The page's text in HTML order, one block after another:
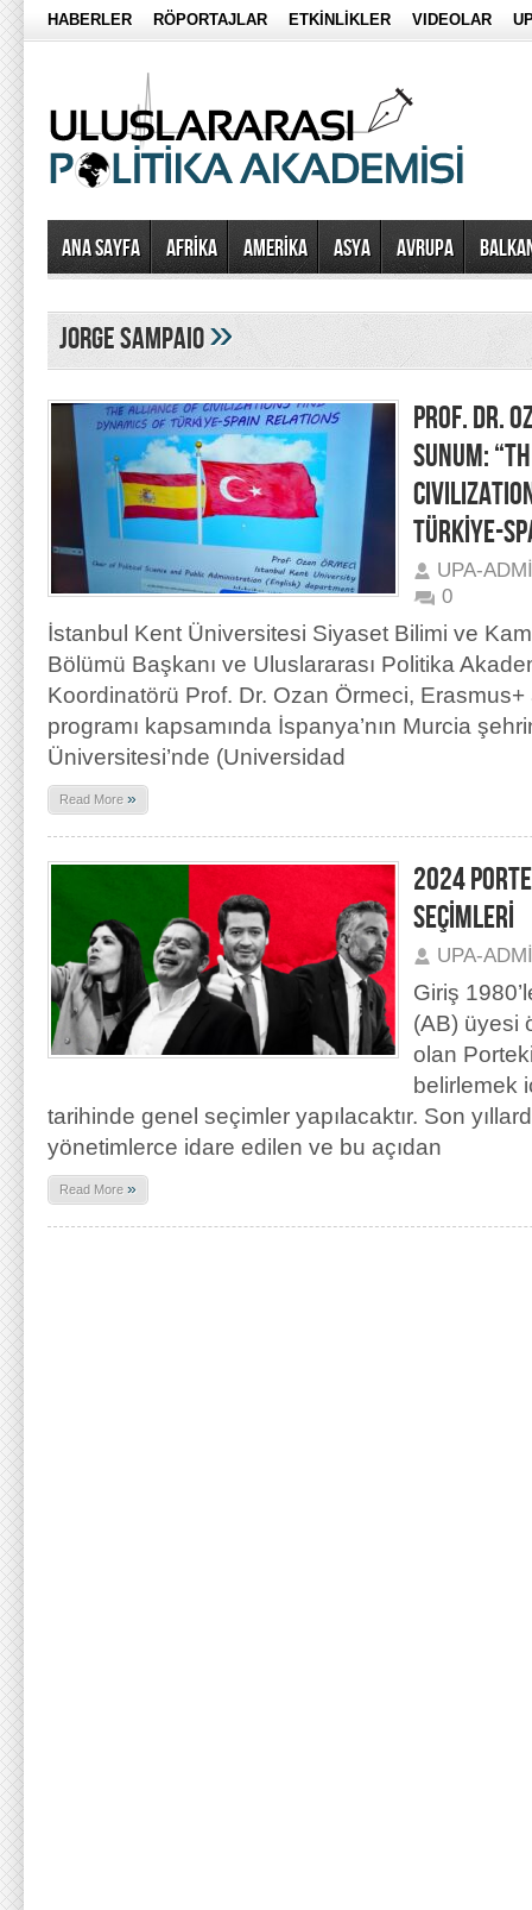
HABERLER RÖPORTAJLAR ETKİNLİKLER VIDEOLAR
Ana Sayfa AFRİKA AMERİKA ASYA AVRUPA
Jorge Sampaio»
PROF. DR.
SUNUM:
TÜRKİYE-
UPA-
0
İstanbul Kent Üniversitesi Siyaset Bilimi ve
Bölümü Başkanı ve Uluslararası Politika
Koordinatörü Prof. Dr. Ozan Örmeci,
programı kapsamında İspanya’nın Murcia
Üniversitesi’nde (Universidad
Read More »
2024
SEÇİMLERİ
UPA-
Giriş
(AB) üyesi
olan
belirlemek
tarihinde genel seçimler yapılacaktır. Son
yönetimlerce idare edilen ve bu açıdan
Read More »